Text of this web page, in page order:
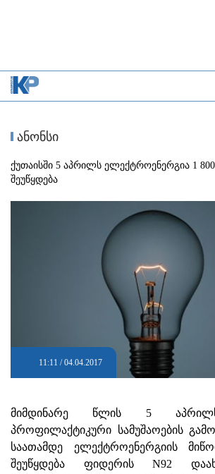
ანონსი
ქუთაისში 5 აპრილს ელექტროენერგია 1
შეუწყდება
11:11 / 04.04.2017
მიმდინარე წლის 5
პროფილაქტიკური სამუშაოების
საათამდე ელექტროენერგიის
შეუწყდება ფიდერის N92